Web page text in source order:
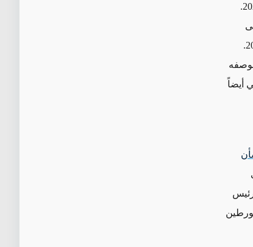
أمريكا لدفنها في 4 تشرين الثاني /نوفمبر 2025.
في تشرين الأول /أكتوبر 2024.
أيضاً